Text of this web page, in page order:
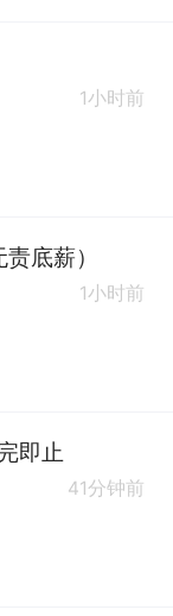
1小时前
底薪）
1小时前
即止
41分钟前